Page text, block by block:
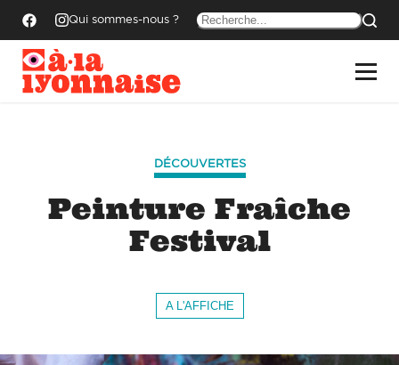
Qui sommes-nous ?
DÉCOUVERTES
Peinture Fraîche
Festival
A L'AFFICHE